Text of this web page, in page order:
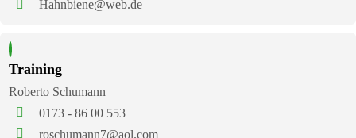
Hahnbiene@web.de
Training
Roberto Schumann
0173 - 86 00 553
roschumann7@aol.com